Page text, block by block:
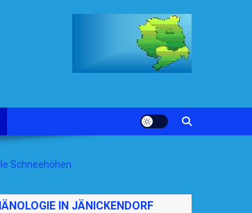
Schneehöhen
IN JÄNICKENDORF